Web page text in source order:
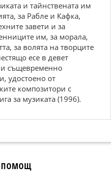
и тайнствената им
за Рабле и Кафка,
завети и за
им, за морала,
за волята на творците
есе в девет
и същевременно
удостоено от
композитори с
за музиката (1996).
ПОМОЩ